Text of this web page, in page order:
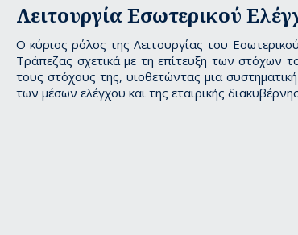
Λειτουργία Εσωτερικού
Ο κύριος ρόλος της Λειτουργίας του
Τράπεζας σχετικά µε τη επίτευξη των στόχων
τους στόχους της, υιοθετώντας μια
των μέσων ελέγχου και της εταιρικής